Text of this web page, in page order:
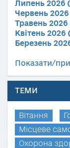
Липень 2026
Червень
Травень 2026
Квітень 2026
Березень
Показати/
ТЕМИ
Вітання
Місцеве
Охорона